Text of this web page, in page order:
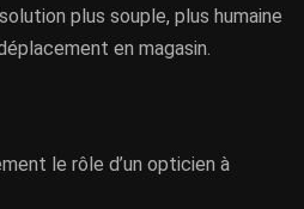
plus souple, plus humaine
en magasin.
le rôle d’un opticien à